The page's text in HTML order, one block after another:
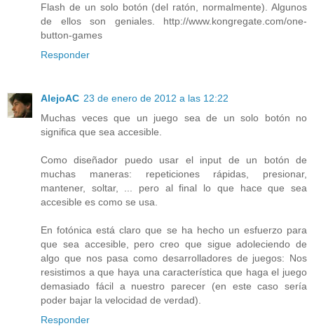
Flash de un solo botón (del ratón, normalmente). Algunos
de ellos son geniales. http://www.kongregate.com/one-
button-games
Responder
AlejoAC 23 de enero de 2012 a las 12:22
Muchas veces que un juego sea de un solo botón no
significa que sea accesible.
Como diseñador puedo usar el input de un botón de
muchas maneras: repeticiones rápidas, presionar,
mantener, soltar, ... pero al final lo que hace que sea
accesible es como se usa.
En fotónica está claro que se ha hecho un esfuerzo para
que sea accesible, pero creo que sigue adoleciendo de
algo que nos pasa como desarrolladores de juegos: Nos
resistimos a que haya una característica que haga el juego
demasiado fácil a nuestro parecer (en este caso sería
poder bajar la velocidad de verdad).
Responder